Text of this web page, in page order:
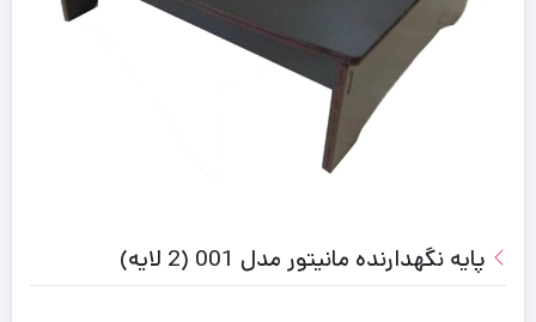
پایه نگهدارنده مانیتور مدل 001 (2 لایه)